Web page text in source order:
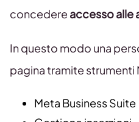
concedere accesso alle
In questo modo una
pagina tramite strumenti
Meta Business Suite